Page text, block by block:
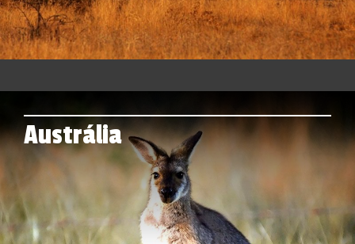
Austrália